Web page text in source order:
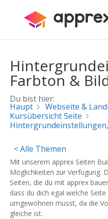
Farbton &
Du bist hier:
Haupt
Webseite &
Kursübersicht Seite
< Alle Themen
Mit unserem apprex Seiten
Möglichkeiten zur Verfügung.
Seiten, die du mit apprex
dass du dich egal welche
umgewöhnen musst, da die
gleiche ist.